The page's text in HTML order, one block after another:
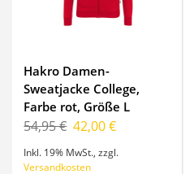
Hakro Damen-
Sweatjacke College,
Farbe rot, Größe L
54,95 € 42,00 €
Inkl. 19% MwSt. ,zzgl.
Versandkosten